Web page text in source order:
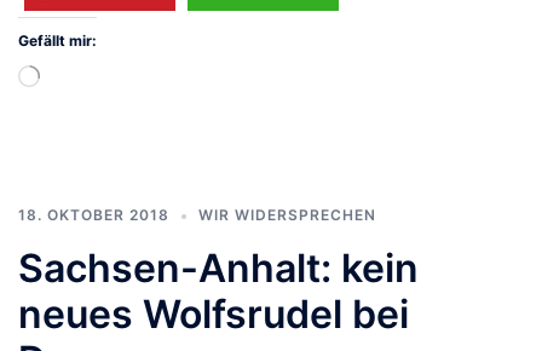
Gefällt mir:
Wird
18. OKTOBER 2018 WIR WIDERSPRECHEN
Sachsen-Anhalt: kein
neues Wolfsrudel bei